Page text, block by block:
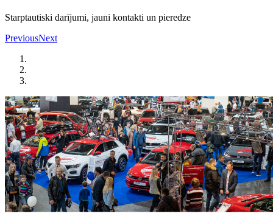
Starptautiski darījumi, jauni kontakti un pieredze
PreviousNext